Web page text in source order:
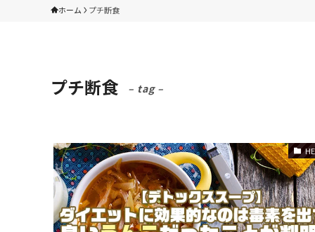
ホーム プチ断食
プチ断食 – tag –